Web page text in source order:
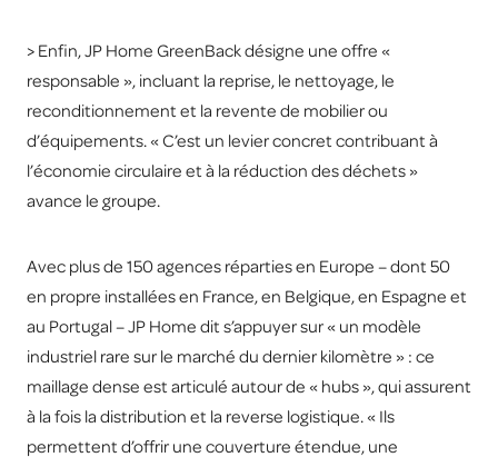
> Enfin, JP Home GreenBack désigne une offre «
responsable », incluant la reprise, le nettoyage, le
reconditionnement et la revente de mobilier ou
d’équipements. « C’est un levier concret contribuant à
l’économie circulaire et à la réduction des déchets »
avance le groupe.
Avec plus de 150 agences réparties en Europe – dont 50
en propre installées en France, en Belgique, en Espagne et
au Portugal – JP Home dit s’appuyer sur « un modèle
industriel rare sur le marché du dernier kilomètre » : ce
maillage dense est articulé autour de « hubs », qui assurent
à la fois la distribution et la reverse logistique. « Ils
permettent d’offrir une couverture étendue, une